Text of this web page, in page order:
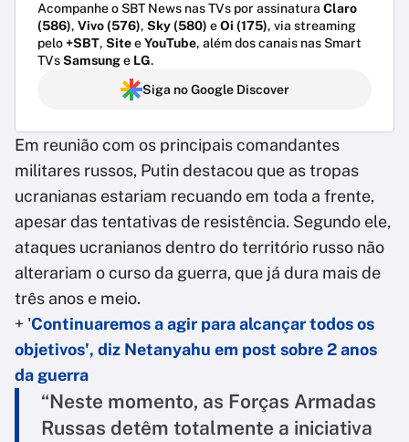
Acompanhe o SBT News nas TVs por assinatura Claro
(586), Vivo (576), Sky (580) eOi (175), via streaming
pelo+SBT, SiteeYouTube, além dos canais nas Smart
TVsSamsunge LG.
Siga no Google Discover
Em reunião com os principais comandantes
militares russos, Putin destacou que as tropas
ucranianas estariam recuando em toda a frente,
apesar das tentativas de resistência. Segundo ele,
ataques ucranianos dentro do território russo não
alterariam o curso da guerra, que já dura mais de
três anos e meio.
+ 'Continuaremos a agir para alcançar todos os
objetivos', diz Netanyahu em post sobre 2 anos
da guerra
“Neste momento, as Forças Armadas
Russas detêm totalmente a iniciativa